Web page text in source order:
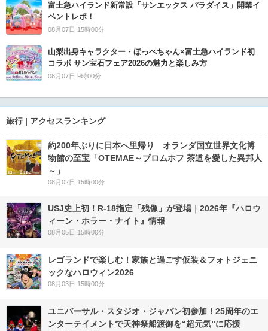
富士急ハイランド新常設「サンエックス パラダイス」開業イ
ベントレポ！
08月07日 15時00分
山梨出身キャラクター・ほっぺちゃん×富士急ハイランド初
コラボ サン宝石フェア2026の魅力と楽しみ方
08月07日 9時00分
旅行 | アクセスランキング
約200年ぶりに日本へ里帰り オランダ国立世界文化博
物館の至宝「OTEMAE～ブロムホフ 茶道を愛した異邦人
～」
08月02日 15時00分
USJ史上初！R-18指定「残像」が登場｜2026年『ハロウ
ィーン・ホラー・ナイト』情報
08月05日 15時00分
レゴランドで楽しむ！家族と過ごす仮装＆フォトジェニ
ックなハロウィン2026
08月03日 15時00分
ユニバーサル・スタジオ・ジャパン初参加！25周年のエ
ンターテイメントで天神祭船渡御を“超元気”に応援